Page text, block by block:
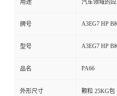
用途 汽车领域的
牌号 A3EG7 HP
型号 A3EG7 HP
品名 PA66
外形尺寸 颗粒 25KG包